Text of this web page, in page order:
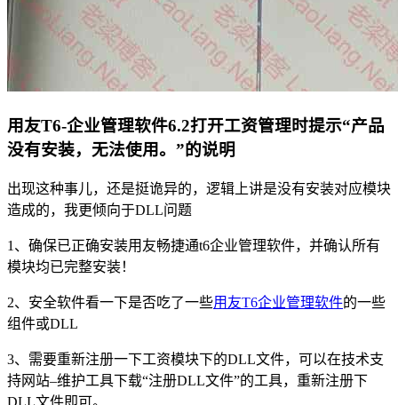
用友T6-企业管理软件6.2打开工资管理时提示“产品
没有安装，无法使用。”的说明
出现这种事儿，还是挺诡异的，逻辑上讲是没有安装对应模块
造成的，我更倾向于DLL问题
1、确保已正确安装用友畅捷通t6企业管理软件，并确认所有
模块均已完整安装！
2、安全软件看一下是否吃了一些用友T6企业管理软件的一些
组件或DLL
3、需要重新注册一下工资模块下的DLL文件，可以在技术支
持网站–维护工具下载“注册DLL文件”的工具，重新注册下
DLL文件即可。